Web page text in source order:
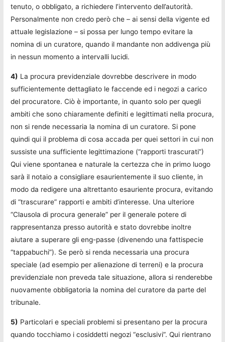
tenuto, o obbligato, a richiedere l’intervento dell’autorità.
Personalmente non credo però che – ai sensi della vigente ed
attuale legislazione – si possa per lungo tempo evitare la
nomina di un curatore, quando il mandante non addivenga più
in nessun momento a intervalli lucidi.
4) La procura previdenziale dovrebbe descrivere in modo
sufficientemente dettagliato le faccende ed i negozi a carico
del procuratore. Ciò è importante, in quanto solo per quegli
ambiti che sono chiaramente definiti e legittimati nella procura,
non si rende necessaria la nomina di un curatore. Si pone
quindi qui il problema di cosa accada per quei settori in cui non
sussiste una sufficiente legittimazione (“rapporti trascurati”)
Qui viene spontanea e naturale la certezza che in primo luogo
sarà il notaio a consigliare esaurientemente il suo cliente, in
modo da redigere una altrettanto esauriente procura, evitando
di “trascurare” rapporti e ambiti d’interesse. Una ulteriore
“Clausola di procura generale” per il generale potere di
rappresentanza presso autorità e stato dovrebbe inoltre
aiutare a superare gli eng-passe (divenendo una fattispecie
“tappabuchi”). Se però si renda necessaria una procura
speciale (ad esempio per alienazione di terreni) e la procura
previdenziale non preveda tale situazione, allora si renderebbe
nuovamente obbligatoria la nomina del curatore da parte del
tribunale.
5) Particolari e speciali problemi si presentano per la procura
quando tocchiamo i cosiddetti negozi “esclusivi”. Qui rientrano